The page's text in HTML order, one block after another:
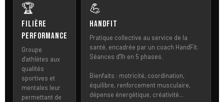
🏆
Filière
Performance
Groupe
d'athlètes aux
qualités
sportives et
mentales leur
permettant de
💪
HandFit
Pratique collective au service de la
santé, encadrée par un coach HandFit.
Séances d'1h en 5 phases.
Bienfaits : motricité, coordination,
équilibre, renforcement musculaire,
dépense énergétique, créativité...